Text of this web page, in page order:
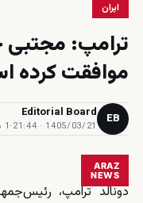
ایران
ترامپ: مجتبی
موافقت کرده
EB
Editorial Board
1405/03/21 · 21:44
·1 دقیقه مطالعه
ARAZ
NEWS
دونالد ترامپ،